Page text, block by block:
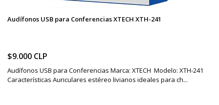
Audífonos USB para Conferencias XTECH XTH-241
$9.000 CLP
Audífonos USB para Conferencias Marca: XTECH Modelo: XTH-241
Características Auriculares estéreo livianos ideales para ch...